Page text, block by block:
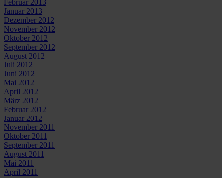
Februar 2013
Januar 2013
Dezember 2012
November 2012
Oktober 2012
September 2012
August 2012
Juli 2012
Juni 2012
Mai 2012
April 2012
März 2012
Februar 2012
Januar 2012
November 2011
Oktober 2011
September 2011
August 2011
Mai 2011
April 2011